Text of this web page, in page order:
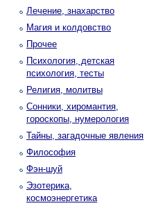
Лечение, знахарство
Магия и колдовство
Прочее
Психология, детская
психология, тесты
Религия, молитвы
Сонники, хиромантия,
гороскопы, нумерология
Тайны, загадочные явления
Философия
Фэн-шуй
Эзотерика,
космоэнергетика